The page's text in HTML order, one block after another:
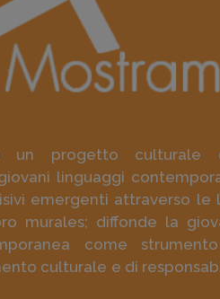
un progetto culturale
linguaggi
emergenti attraverso le
murales; diffonde la
come
culturale e di